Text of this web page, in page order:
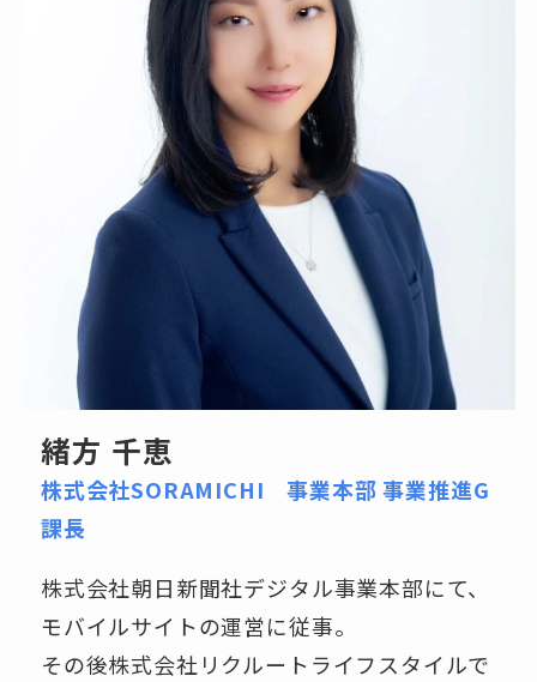
緒方 千恵
株式会社SORAMICHI 事業本部 事業推進G
課長
株式会社朝日新聞社デジタル事業本部にて、
モバイルサイトの運営に従事。
その後株式会社リクルートライフスタイルで